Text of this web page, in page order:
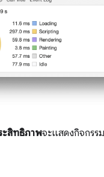
ะสิทธิภาพจะแสดงกิจกรร